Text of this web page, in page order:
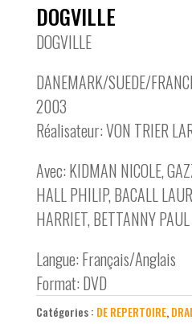
DOGVILLE
DOGVILLE
DANEMARK/SUEDE/
2003
Réalisateur: VON TRIER
Avec: KIDMAN NICOLE,
HALL PHILIP, BACALL
HARRIET, BETTANNY PAUL
Langue: Français/Anglais
Format: DVD
Catégories : DE REPERTOIRE,